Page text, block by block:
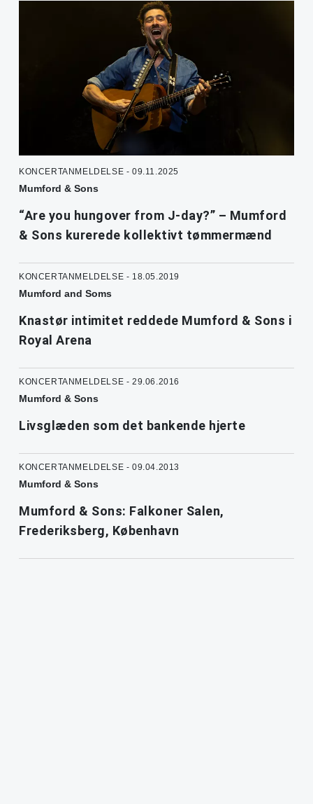
KONCERTANMELDELSE - 09.11.2025
Mumford & Sons
“Are you hungover from J-day?” – Mumford
& Sons kurerede kollektivt tømmermænd
KONCERTANMELDELSE - 18.05.2019
Mumford and Soms
Knastør intimitet reddede Mumford & Sons i
Royal Arena
KONCERTANMELDELSE - 29.06.2016
Mumford & Sons
Livsglæden som det bankende hjerte
KONCERTANMELDELSE - 09.04.2013
Mumford & Sons
Mumford & Sons: Falkoner Salen,
Frederiksberg, København